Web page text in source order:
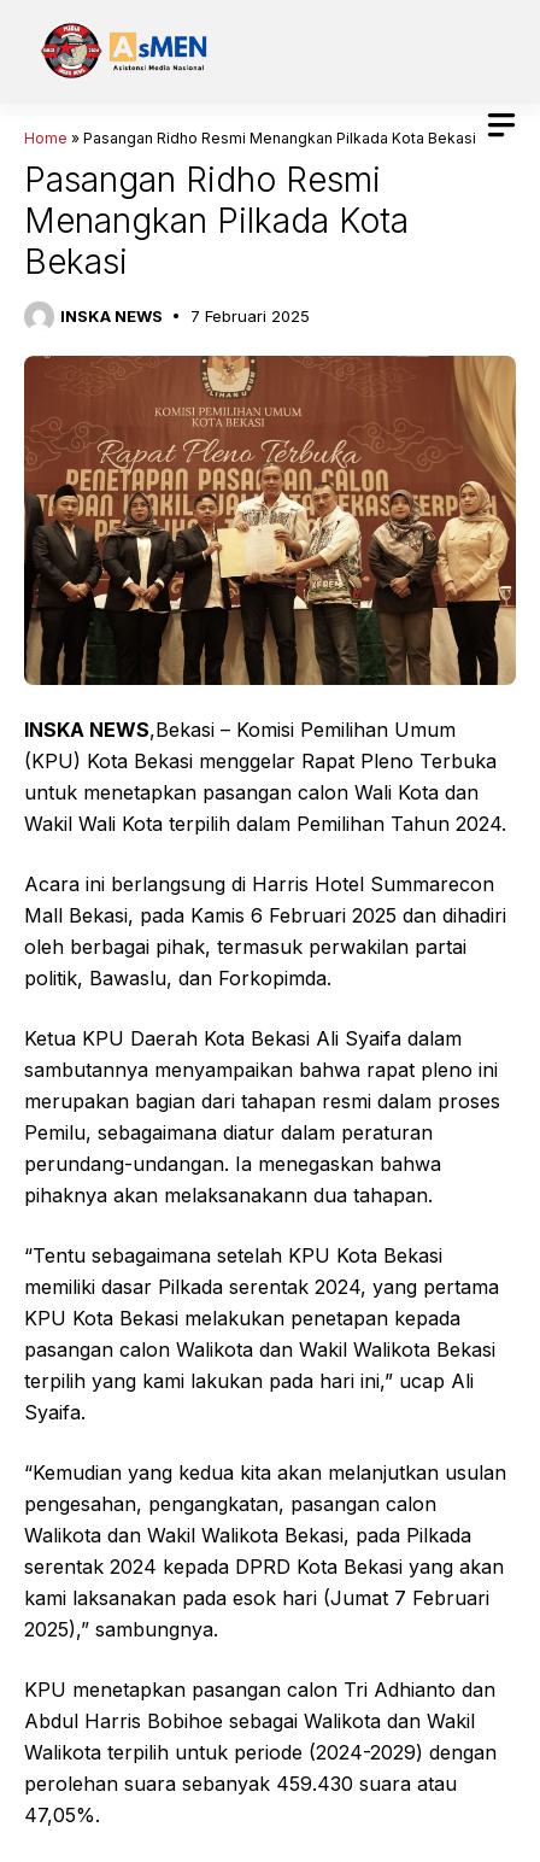
Home » Pasangan Ridho Resmi Menangkan Pilkada Kota Bekasi
Pasangan Ridho Resmi
Menangkan Pilkada Kota
Bekasi
INSKA NEWS 7 Februari 2025
INSKA NEWS,Bekasi – Komisi Pemilihan Umum
(KPU) Kota Bekasi menggelar Rapat Pleno Terbuka
untuk menetapkan pasangan calon Wali Kota dan
Wakil Wali Kota terpilih dalam Pemilihan Tahun 2024.
Acara ini berlangsung di Harris Hotel Summarecon
Mall Bekasi, pada Kamis 6 Februari 2025 dan dihadiri
oleh berbagai pihak, termasuk perwakilan partai
politik, Bawaslu, dan Forkopimda.
Ketua KPU Daerah Kota Bekasi Ali Syaifa dalam
sambutannya menyampaikan bahwa rapat pleno ini
merupakan bagian dari tahapan resmi dalam proses
Pemilu, sebagaimana diatur dalam peraturan
perundang-undangan. Ia menegaskan bahwa
pihaknya akan melaksanakann dua tahapan.
“Tentu sebagaimana setelah KPU Kota Bekasi
memiliki dasar Pilkada serentak 2024, yang pertama
KPU Kota Bekasi melakukan penetapan kepada
pasangan calon Walikota dan Wakil Walikota Bekasi
terpilih yang kami lakukan pada hari ini,” ucap Ali
Syaifa.
“Kemudian yang kedua kita akan melanjutkan usulan
pengesahan, pengangkatan, pasangan calon
Walikota dan Wakil Walikota Bekasi, pada Pilkada
serentak 2024 kepada DPRD Kota Bekasi yang akan
kami laksanakan pada esok hari (Jumat 7 Februari
2025),” sambungnya.
KPU menetapkan pasangan calon Tri Adhianto dan
Abdul Harris Bobihoe sebagai Walikota dan Wakil
Walikota terpilih untuk periode (2024-2029) dengan
perolehan suara sebanyak 459.430 suara atau
47,05%.